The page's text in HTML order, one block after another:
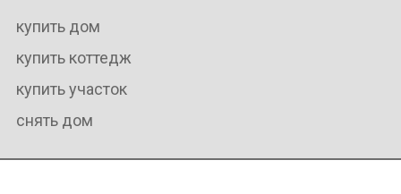
купить дом
купить коттедж
купить участок
снять дом